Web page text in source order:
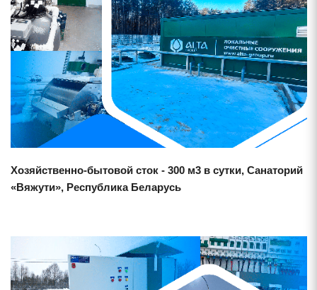
Смотреть проект
Хозяйственно-бытовой сток - 300 м3 в сутки, Санаторий
«Вяжути», Республика Беларусь